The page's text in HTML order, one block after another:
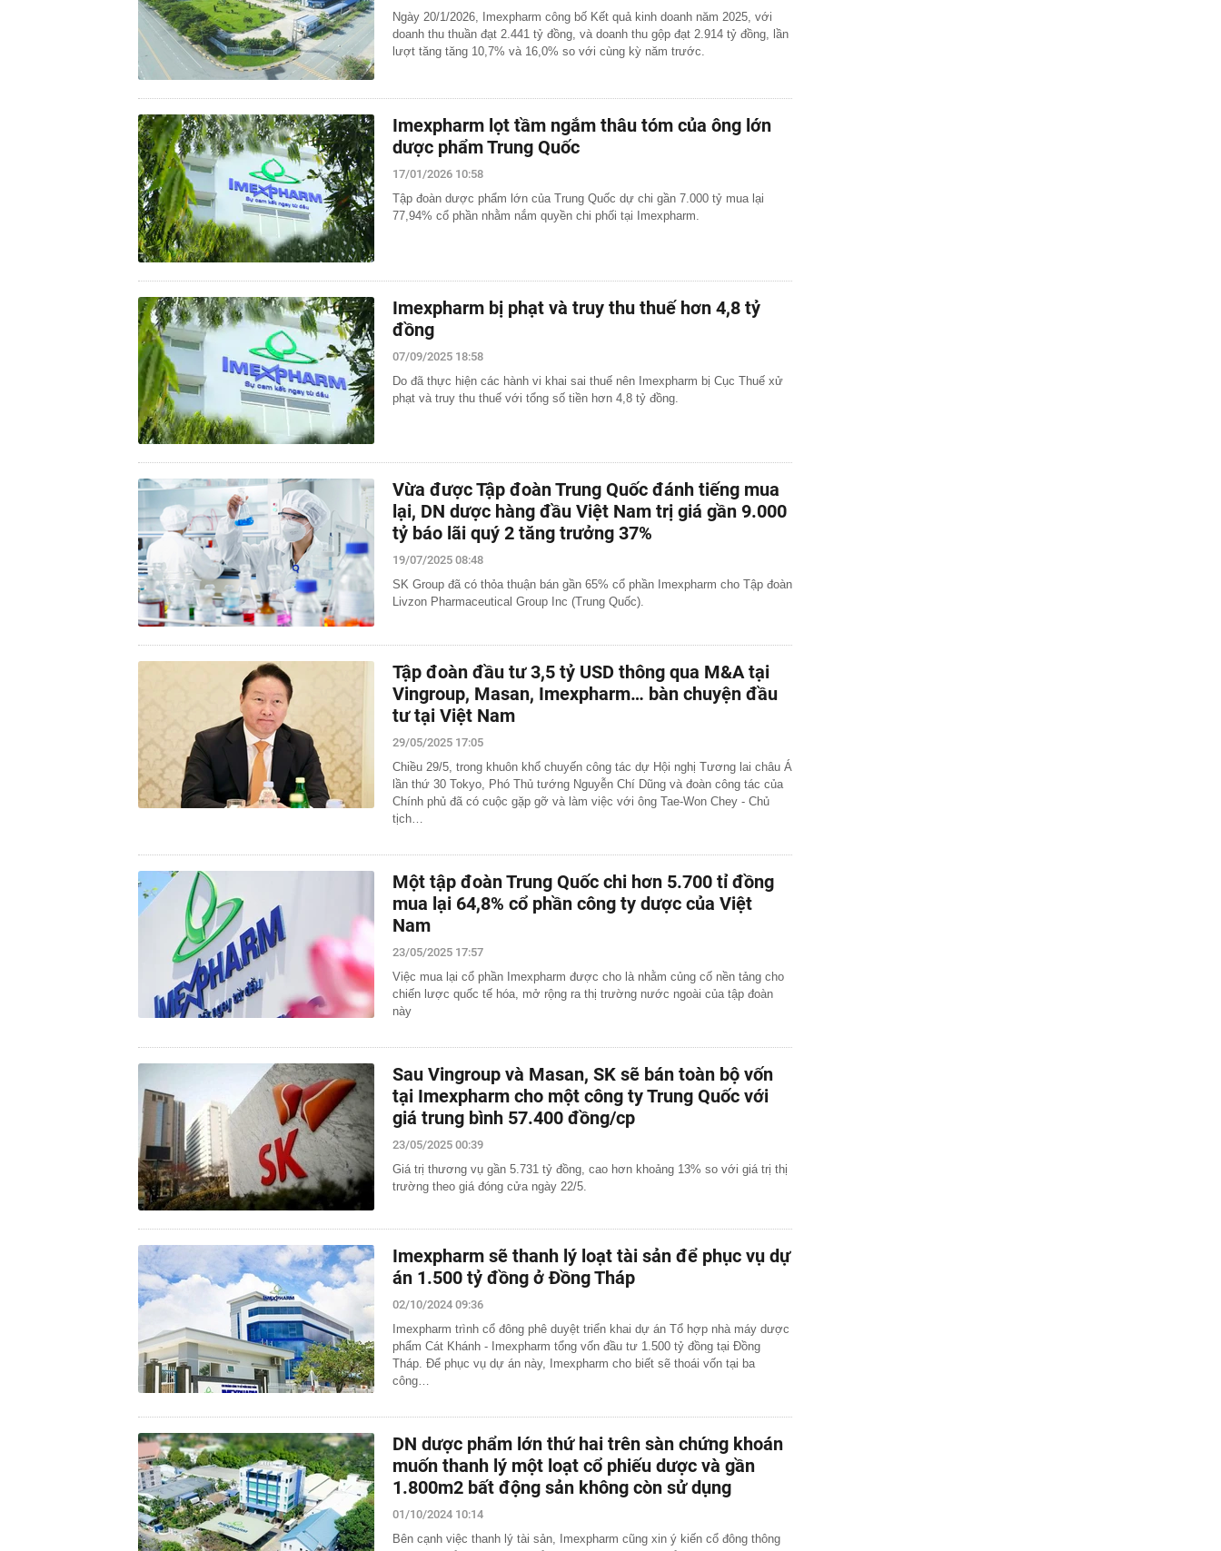
Ngày 20/1/2026, Imexpharm công bố Kết quả kinh doanh năm 2025, với
doanh thu thuần đạt 2.441 tỷ đồng, và doanh thu gộp đạt 2.914 tỷ đồng, lần
lượt tăng tăng 10,7% và 16,0% so với cùng kỳ năm trước.
Imexpharm lọt tầm ngắm thâu tóm của ông lớn
dược phẩm Trung Quốc
17/01/2026 10:58
Tập đoàn dược phẩm lớn của Trung Quốc dự chi gần 7.000 tỷ mua lại
77,94% cổ phần nhằm nắm quyền chi phối tại Imexpharm.
Imexpharm bị phạt và truy thu thuế hơn 4,8 tỷ
đồng
07/09/2025 18:58
Do đã thực hiện các hành vi khai sai thuế nên Imexpharm bị Cục Thuế xử
phạt và truy thu thuế với tổng số tiền hơn 4,8 tỷ đồng.
Vừa được Tập đoàn Trung Quốc đánh tiếng mua
lại, DN dược hàng đầu Việt Nam trị giá gần 9.000
tỷ báo lãi quý 2 tăng trưởng 37%
19/07/2025 08:48
SK Group đã có thỏa thuận bán gần 65% cổ phần Imexpharm cho Tập đoàn
Livzon Pharmaceutical Group Inc (Trung Quốc).
Tập đoàn đầu tư 3,5 tỷ USD thông qua M&A tại
Vingroup, Masan, Imexpharm… bàn chuyện đầu
tư tại Việt Nam
29/05/2025 17:05
Chiều 29/5, trong khuôn khổ chuyến công tác dự Hội nghị Tương lai châu Á
lần thứ 30 Tokyo, Phó Thủ tướng Nguyễn Chí Dũng và đoàn công tác của
Chính phủ đã có cuộc gặp gỡ và làm việc với ông Tae-Won Chey - Chủ
tịch…
Một tập đoàn Trung Quốc chi hơn 5.700 tỉ đồng
mua lại 64,8% cổ phần công ty dược của Việt
Nam
23/05/2025 17:57
Việc mua lại cổ phần Imexpharm được cho là nhằm củng cố nền tảng cho
chiến lược quốc tế hóa, mở rộng ra thị trường nước ngoài của tập đoàn
này
Sau Vingroup và Masan, SK sẽ bán toàn bộ vốn
tại Imexpharm cho một công ty Trung Quốc với
giá trung bình 57.400 đồng/cp
23/05/2025 00:39
Giá trị thương vụ gần 5.731 tỷ đồng, cao hơn khoảng 13% so với giá trị thị
trường theo giá đóng cửa ngày 22/5.
Imexpharm sẽ thanh lý loạt tài sản để phục vụ dự
án 1.500 tỷ đồng ở Đồng Tháp
02/10/2024 09:36
Imexpharm trình cổ đông phê duyệt triển khai dự án Tổ hợp nhà máy dược
phẩm Cát Khánh - Imexpharm tổng vốn đầu tư 1.500 tỷ đồng tại Đồng
Tháp. Để phục vụ dự án này, Imexpharm cho biết sẽ thoái vốn tại ba
công…
DN dược phẩm lớn thứ hai trên sàn chứng khoán
muốn thanh lý một loạt cổ phiếu dược và gần
1.800m2 bất động sản không còn sử dụng
01/10/2024 10:14
Bên cạnh việc thanh lý tài sản, Imexpharm cũng xin ý kiến cổ đông thông